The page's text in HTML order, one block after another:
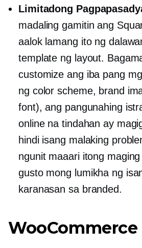
Limitadong
madaling gamitin ang
aalok lamang ito ng
template ng layout.
customize ang iba pang
ng color scheme, brand
font), ang pangunahing
online na tindahan ay
hindi isang malaking
ngunit maaari itong
gusto mong lumikha ng
karanasan sa branded.
WooCommerce